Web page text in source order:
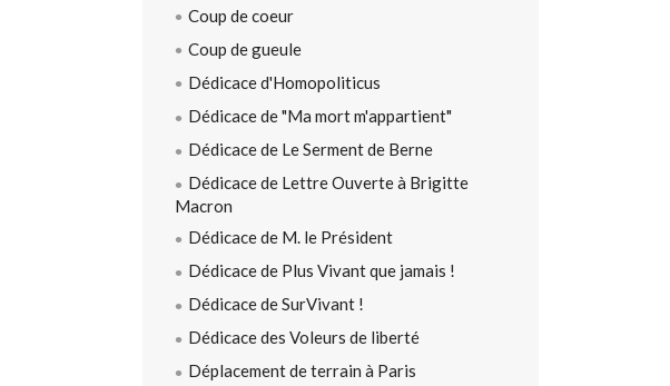
Coup de coeur
Coup de gueule
Dédicace d'Homopoliticus
Dédicace de "Ma mort m'appartient"
Dédicace de Le Serment de Berne
Dédicace de Lettre Ouverte à Brigitte
Macron
Dédicace de M. le Président
Dédicace de Plus Vivant que jamais !
Dédicace de SurVivant !
Dédicace des Voleurs de liberté
Déplacement de terrain à Paris